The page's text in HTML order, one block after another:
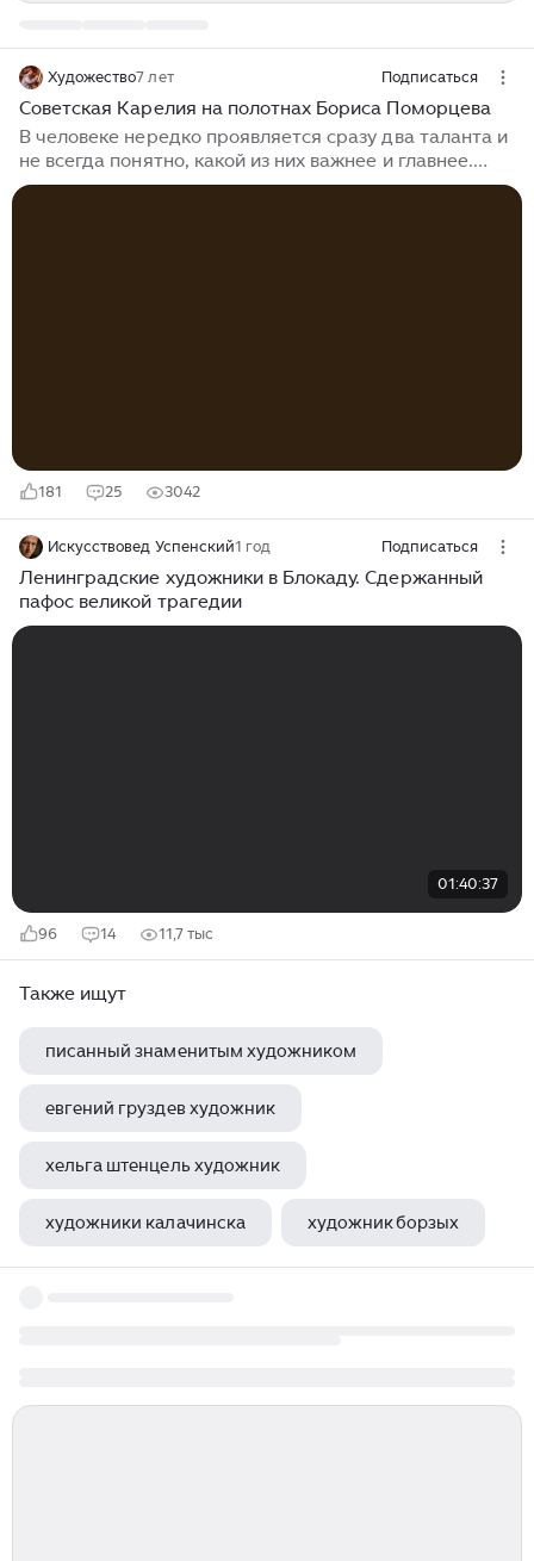
Художество7 лет Подписаться
Советская Карелия на полотнах Бориса Поморцева
В человеке нередко проявляется сразу два таланта и
не всегда понятно, какой из них важнее и главнее.
Борис Поморцев получил два образования: в 1952
181 25 3042
Искусствовед Успенский1 год Подписаться
Ленинградские художники в Блокаду. Сдержанный
пафос великой трагедии
01:40:37
96 14 11,7 тыс
Также ищут
писанный знаменитым художником
евгений груздев художник
хельга штенцель художник
художники калачинска художник борзых